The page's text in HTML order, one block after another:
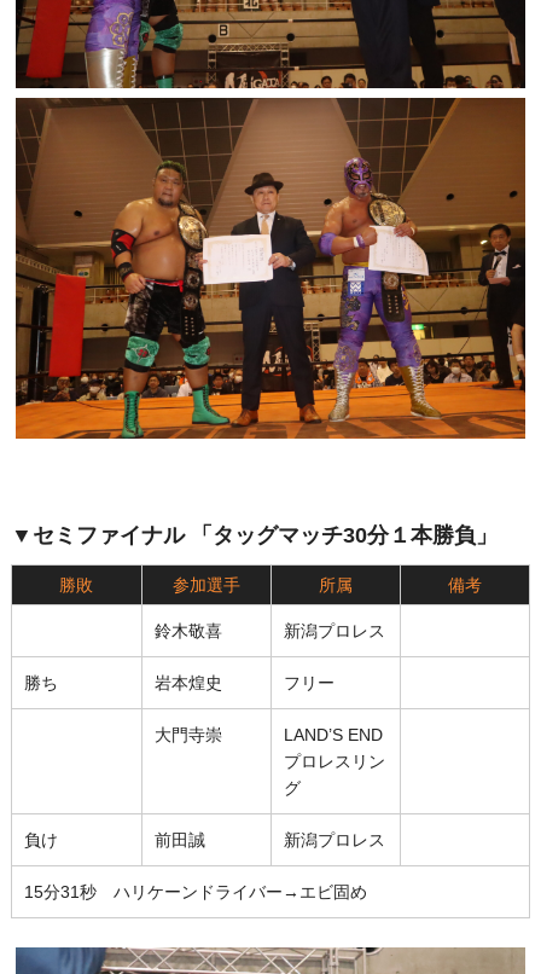
▼セミファイナル 「タッグマッチ30分１本勝負」
勝敗 参加選手 所属 備考
鈴木敬喜 新潟プロレス
勝ち 岩本煌史 フリー
大門寺崇
LAND’S END
プロレスリン
グ
負け 前田誠 新潟プロレス
15分31秒 ハリケーンドライバー→エビ固め